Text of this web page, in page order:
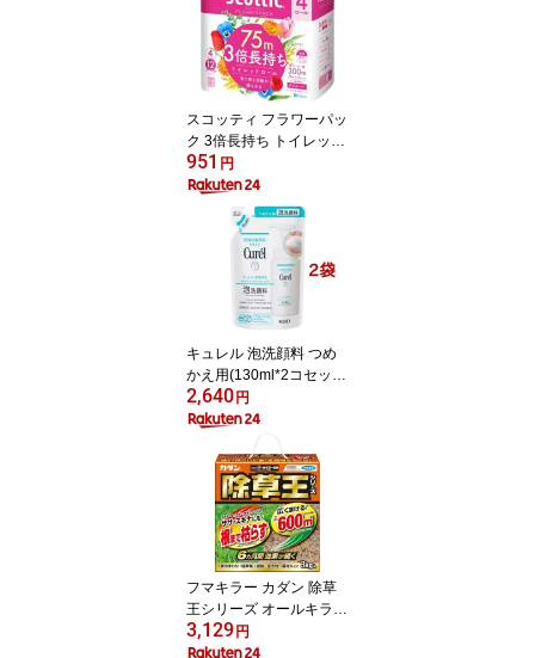
スコッティ フラワーパッ
ク 3倍長持ち トイレット
ペーパー ダブル(75m×4
ロール)【3brnd-11】【D
reg063】【x9q】【2sh2
4】【スコッティ(SCOTT
IE)】[トイレットペーパ
951 円
キュレル 泡洗顔料 つめ
かえ用(130ml*2コセッ
ト)【キュレル】
2,640 円
フマキラー カダン 除草
王シリーズ オールキラー
粒剤(3kg)【カダン】
3,129 円